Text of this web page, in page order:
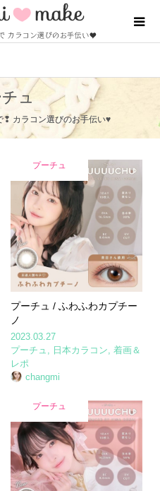
ュ
❢ カラコン選びのお手伝い♥
プーチュ
プーチュ / ふわふわカプチー
ノ
2023.03.27
プーチュ
日本カラコン ,着画＆
レポ
changmi
プーチュ